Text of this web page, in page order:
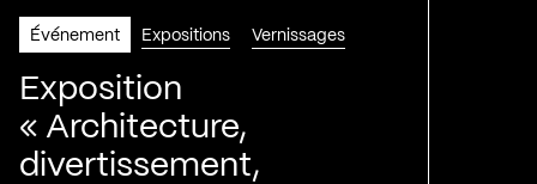
Événement Expositions Vernissages
Exposition
« Architecture,
divertissement,